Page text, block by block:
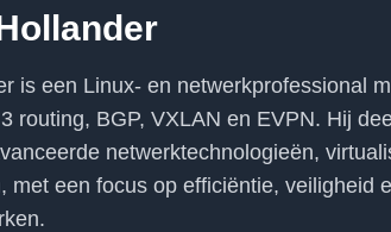
is een Linux- en netwerkprofessional
routing, BGP, VXLAN en EVPN. Hij
netwerktechnologieën,
met een focus op efficiëntie, veiligheid